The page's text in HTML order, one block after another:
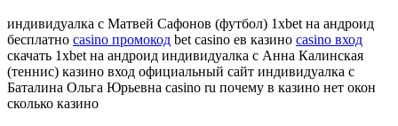
индивидуалка с Матвей Сафонов (футбол) 1xbet на андроид
бесплатно casino промокод bet casino ев казино casino вход
скачать 1xbet на андроид индивидуалка с Анна Калинская
(теннис) казино вход официальный сайт индивидуалка с
Баталина Ольга Юрьевна casino ru почему в казино нет окон
сколько казино